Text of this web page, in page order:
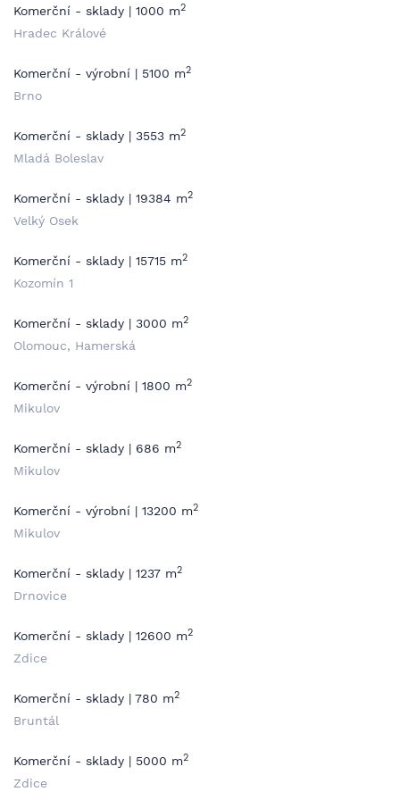
Komerční - sklady | 1000 m2
Hradec Králové
Komerční - výrobní | 5100 m2
Brno
Komerční - sklady | 3553 m2
Mladá Boleslav
Komerční - sklady | 19384 m2
Velký Osek
Komerční - sklady | 15715 m2
Kozomín 1
Komerční - sklady | 3000 m2
Olomouc, Hamerská
Komerční - výrobní | 1800 m2
Mikulov
Komerční - sklady | 686 m2
Mikulov
Komerční - výrobní | 13200 m2
Mikulov
Komerční - sklady | 1237 m2
Drnovice
Komerční - sklady | 12600 m2
Zdice
Komerční - sklady | 780 m2
Bruntál
Komerční - sklady | 5000 m2
Zdice